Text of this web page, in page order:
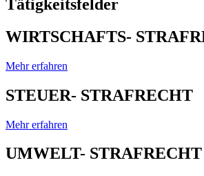
Tätigkeitsfelder
WIRTSCHAFTS-
Mehr erfahren
STEUER- STRAFRECHT
Mehr erfahren
UMWELT- STRAFRECHT